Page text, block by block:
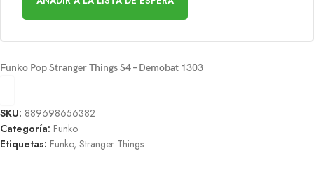
Funko Pop Stranger Things S4 – Demobat 1303
SKU: 889698656382
Categoría: Funko
Etiquetas: Funko, Stranger Things